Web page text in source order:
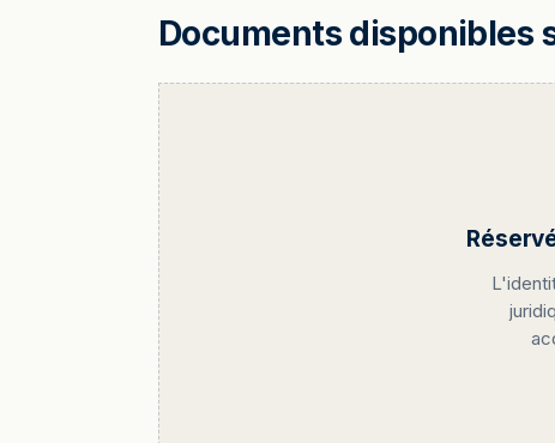
Documents disponibles